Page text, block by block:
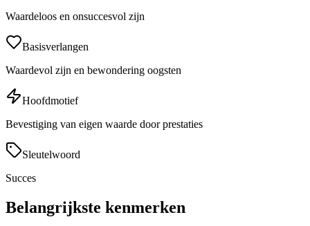
Waardeloos en onsuccesvol zijn
Basisverlangen
Waardevol zijn en bewondering oogsten
Hoofdmotief
Bevestiging van eigen waarde door prestaties
Sleutelwoord
Succes
Belangrijkste kenmerken